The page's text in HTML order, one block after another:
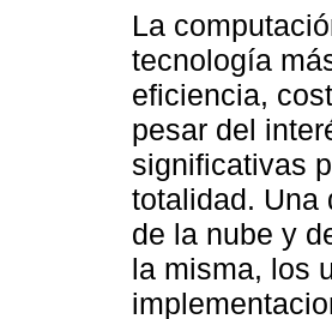
La
tecnología
eficiencia,
pesar del
significativas
totalidad. Una
de la nube y
la misma, los